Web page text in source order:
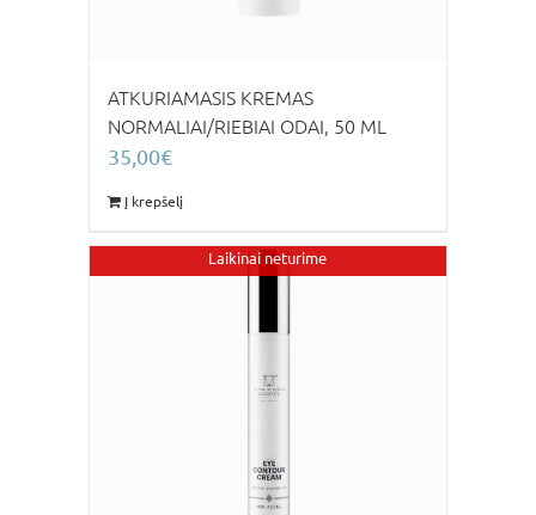
ATKURIAMASIS KREMAS
NORMALIAI/RIEBIAI ODAI, 50 ML
35,00€
Į krepšelį
Laikinai neturime